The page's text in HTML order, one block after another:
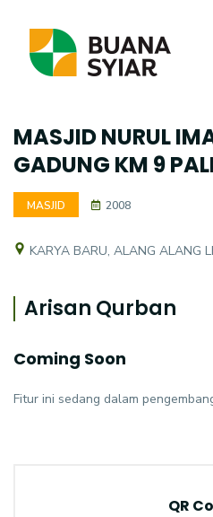
MASJID NURUL
GADUNG KM 9
MASJID 2008
KARYA BARU, ALANG ALANG
Arisan Qurban
Coming Soon
Fitur ini sedang dalam
QR